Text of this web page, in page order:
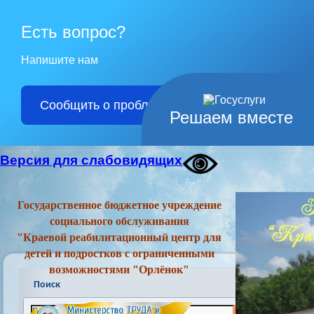
Решаем вместе
Есть вопрос?
Напишите нам
Сообщить о проблеме
Версия для слабовидящих
Государственное бюджетное учреждение
социального обслуживания
"Краевой реабилитационный центр для
детей и подростков с ограниченными
возможностями "Орлёнок"
Поиск